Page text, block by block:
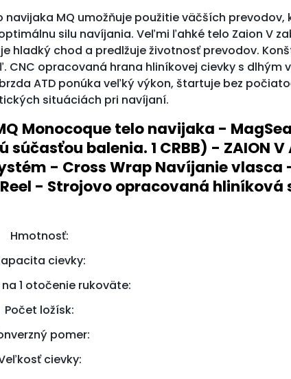
navijaka MQ umožňuje použitie väčších
silu navíjania. Veľmi ľahké telo Zaion V
hladký chod a predlžuje životnosť prevodov.
opracovaná hrana hliníkovej cievky s
ATD ponúka veľký výkon, štartuje bez
situáciách pri navíjaní.
Monocoque telo navijaka -
balenia. 1 CRBB) - ZAION V
- Cross Wrap Navíjanie vlasca
Reel - Strojovo opracovaná
Hmotnosť:
cievky:
1 otočenie rukoväte:
Počet ložísk:
pomer:
cievky: